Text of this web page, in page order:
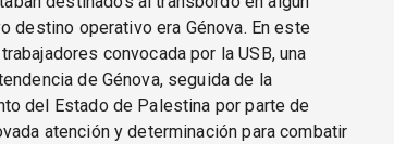
destino operativo era Génova. En este
convocada por la USB, una
de Génova, seguida de la
del Estado de Palestina por parte de
atención y determinación para combatir